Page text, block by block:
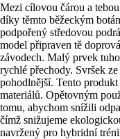
Mezi cílovou čárou a
díky těmto běžeckým
podpořený středovou
model připraven tě
závodech. Malý prvek
rychlé přechody. Svršek
pohodlnější. Tento
materiálů. Opětovným
tomu, abychom snížili
čímž snižujeme
navržený pro hybridní